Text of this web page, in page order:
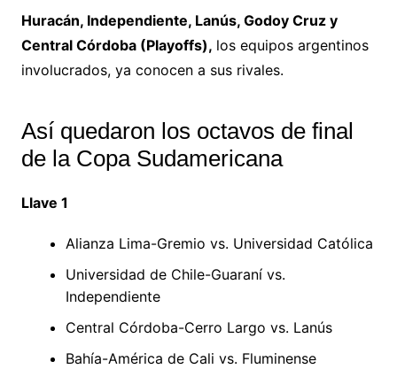
Huracán, Independiente, Lanús, Godoy Cruz y
Central Córdoba (Playoffs), los equipos argentinos
involucrados, ya conocen a sus rivales.
Así quedaron los octavos de final
de la Copa Sudamericana
Llave 1
Alianza Lima-Gremio vs. Universidad Católica
Universidad de Chile-Guaraní vs.
Independiente
Central Córdoba-Cerro Largo vs. Lanús
Bahía-América de Cali vs. Fluminense